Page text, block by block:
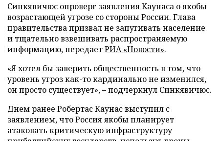
Синкявичюс опроверг заявления Каунаса о якобы
возрастающей угрозе со стороны России. Глава
правительства призвал не запугивать население
и тщательно взвешивать распространяемую
информацию, передаетРИА «Новости».
«Я хотел бы заверить общественность в том, что
уровень угроз как-то кардинально не изменился,
он просто существует», – подчеркнул Синкявичюс.
Днем ранее Робертас Каунас выступил с
заявлением, что Россия якобы планирует
атаковать критическую инфраструктуру